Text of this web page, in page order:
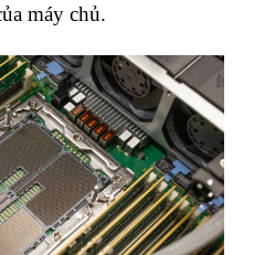
máy chủ.